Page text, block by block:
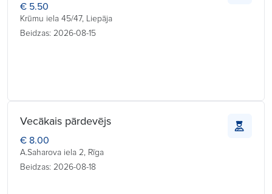
€ 5.50
Krūmu iela 45/47, Liepāja
Beidzas: 2026-08-15
Vecākais pārdevējs
€ 8.00
A.Saharova iela 2, Rīga
Beidzas: 2026-08-18